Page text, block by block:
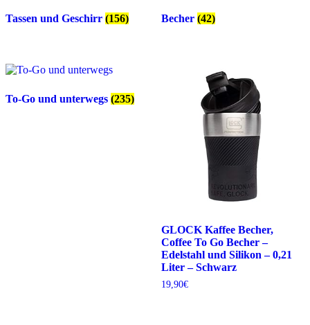
Tassen und Geschirr (156) Becher (42)
To-Go und unterwegs (235)
GLOCK Kaffee Becher,
Coffee To Go Becher –
Edelstahl und Silikon – 0,21
Liter – Schwarz
19,90€